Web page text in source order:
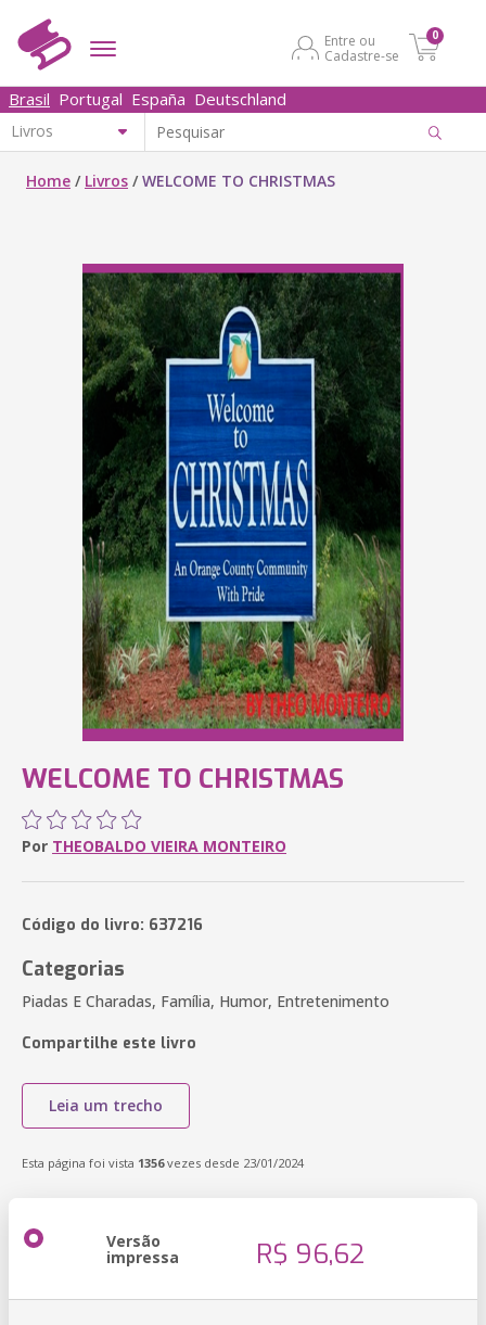
Entre ou
Cadastre-se
0
Brasil Portugal España Deutschland
Home / Livros /WELCOME TO CHRISTMAS
WELCOME TO CHRISTMAS
Por THEOBALDO VIEIRA MONTEIRO
Código do livro: 637216
Categorias
Piadas E Charadas, Família, Humor, Entretenimento
Compartilhe este livro
Leia um trecho
Esta página foi vista 1356vezes desde 23/01/2024
Versão
impressa R$ 96,62